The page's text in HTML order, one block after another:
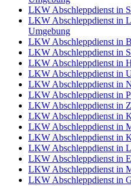
LKW Abschleppdienst in
LKW Abschleppdienst in
Umgebung
LKW Abschleppdienst in
LKW Abschleppdienst in
LKW Abschleppdienst in
LKW Abschleppdienst in
LKW Abschleppdienst in
LKW Abschleppdienst in
LKW Abschleppdienst in
LKW Abschleppdienst in
LKW Abschleppdienst in
LKW Abschleppdienst in
LKW Abschleppdienst in
LKW Abschleppdienst in
LKW Abschleppdienst in
LKW Abschleppdienst in